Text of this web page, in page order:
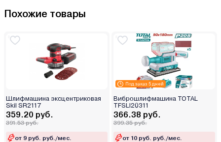
Похожие товары
Шлифмашина эксцентриковая
Skil SR2117
359.20 руб.
391.53 руб.
от 9 руб. руб./мес.
Под заказ 5 дней
Виброшлифмашина TOTAL
TFSLI20311
366.38 руб.
399.35 руб.
от 10 руб. руб./мес.